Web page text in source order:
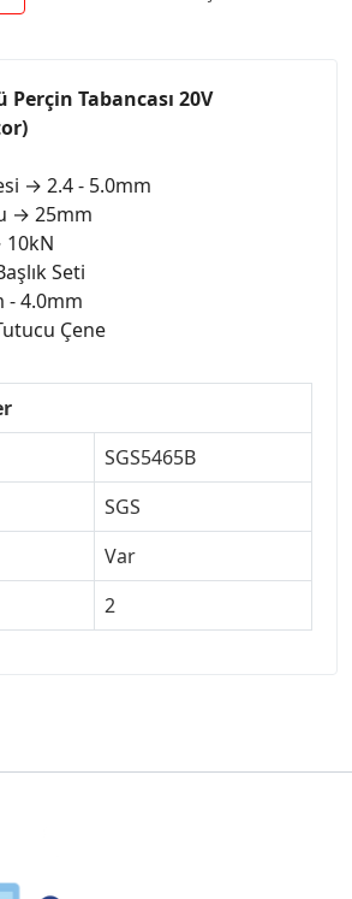
Perçin Tabancası 20V
→ 2.4 - 5.0mm
→ 25mm
Seti
- 4.0mm
Çene
SGS5465B
SGS
Var
2